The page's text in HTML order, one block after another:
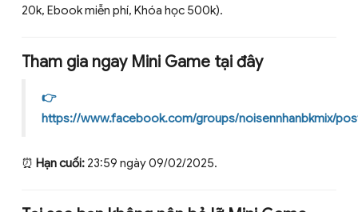
20k, Ebook miễn phí, Khóa học 500k).
Tham gia ngay Mini Game tại đây
👉
https://www.facebook.com/groups/noisennhanbkmix/
⏰ Hạn cuối: 23:59 ngày 09/02/2025.